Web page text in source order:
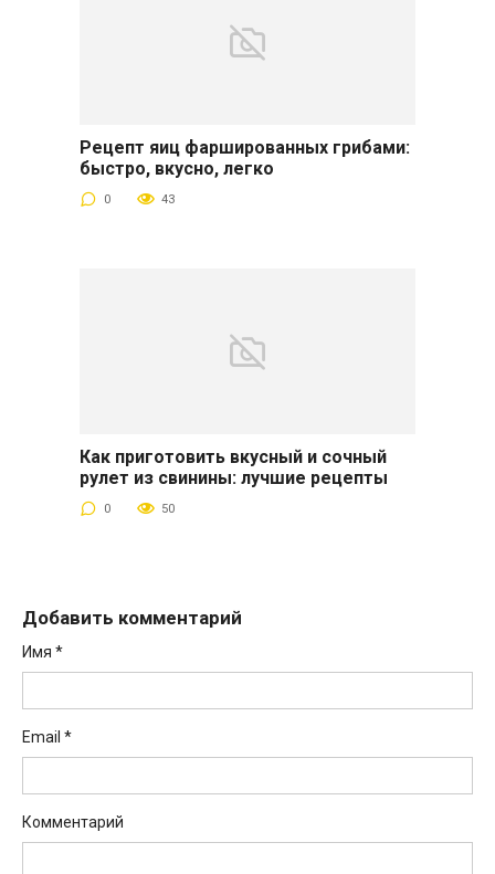
Рецепт яиц фаршированных грибами:
быстро, вкусно, легко
0 43
Как приготовить вкусный и сочный
рулет из свинины: лучшие рецепты
0 50
Добавить комментарий
Имя *
Email *
Комментарий